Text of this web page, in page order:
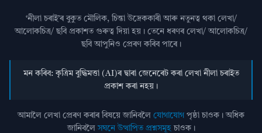
‘নীলা চৰাই’ৰ বুকুত মৌলিক, চিন্তা উদ্রেককাৰী আৰু নতুনত্ব থকা লেখা/
আলোকচিত্ৰ/ ছবি প্রকাশত গুৰুত্ব দিয়া হয়। তেনে ধৰণৰ লেখা/ আলোকচিত্ৰ/
ছবি আপুনিও প্রেৰণ কৰিব পাৰে।
মন কৰিব: কৃত্ৰিম বুদ্ধিমত্তা (AI)ৰ দ্বাৰা জেনেৰেট কৰা লেখা নীলা চৰাইত
প্ৰকাশ কৰা নহয়।
আমালৈ লেখা প্ৰেৰণ কৰাৰ বিষয়ে জানিবলৈ যোগাযোগ পৃষ্ঠা চাওক। অধিক
জানিবলৈসঘনে উত্থাপিত প্ৰশ্নসমূহচাওক।